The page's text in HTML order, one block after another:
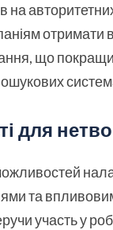
на
отримати
що
для
та
участь у